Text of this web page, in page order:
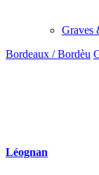
Graves
Bordeaux / Bordèu
Léognan